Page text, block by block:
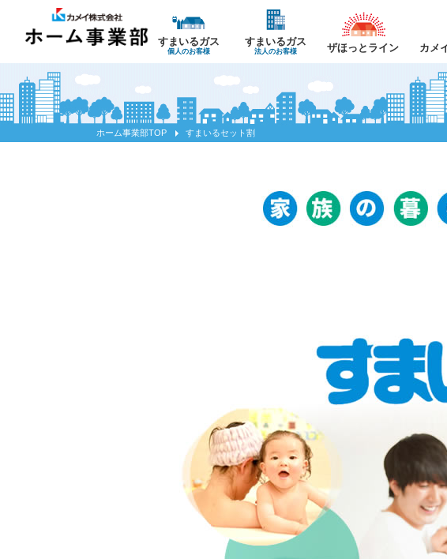
すまいるガス
個人のお客様
すまいるガス
法人のお客様 ザほっとライン カメ
ホーム事業部TOP すまいるセット割